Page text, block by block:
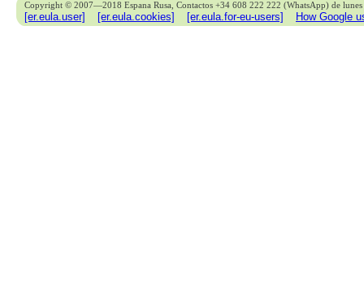
Copyright © 2007—2018 Espana Rusa, Contactos +34 608 222 222 (WhatsApp) de
[er.eula.user] [er.eula.cookies] [er.eula.for-eu-users] How Google